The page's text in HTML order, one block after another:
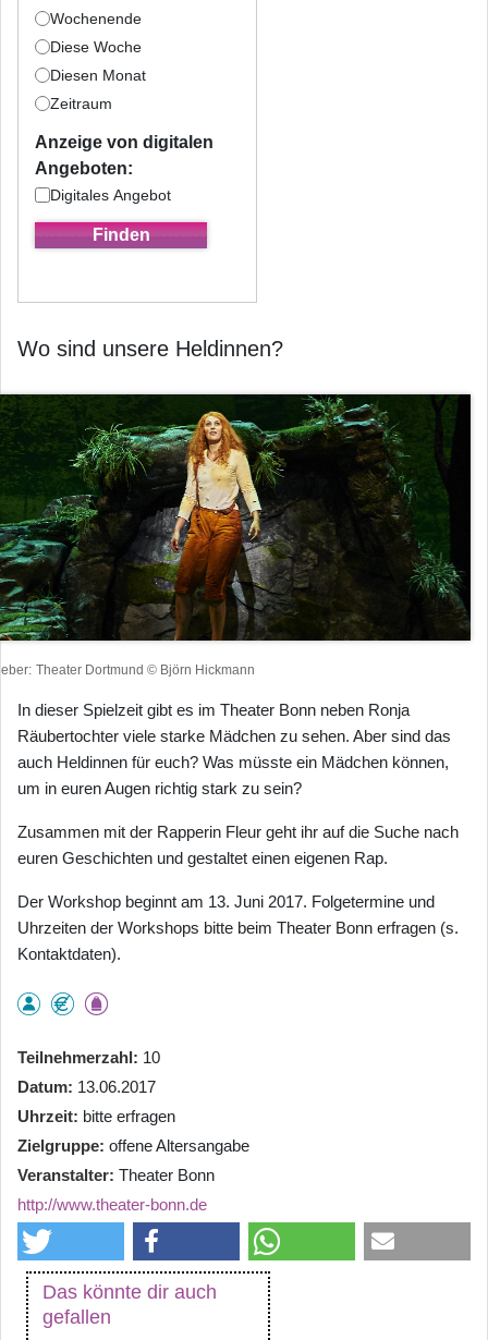
Wochenende
Diese Woche
Diesen Monat
Zeitraum
Anzeige von digitalen
Angeboten:
Digitales Angebot
Wo sind unsere Heldinnen?
Theater Dortmund © Björn Hickmann
In dieser Spielzeit gibt es im Theater Bonn neben Ronja
Räubertochter viele starke Mädchen zu sehen. Aber sind das
auch Heldinnen für euch? Was müsste ein Mädchen können,
um in euren Augen richtig stark zu sein?
Zusammen mit der Rapperin Fleur geht ihr auf die Suche nach
euren Geschichten und gestaltet einen eigenen Rap.
Der Workshop beginnt am 13. Juni 2017. Folgetermine und
Uhrzeiten der Workshops bitte beim Theater Bonn erfragen (s.
Kontaktdaten).
Teilnehmerzahl
10
Datum 13.06.2017
Uhrzeit bitte erfragen
Zielgruppe offene Altersangabe
Veranstalter Theater Bonn
http://www.theater-bonn.de
Das könnte dir auch
gefallen